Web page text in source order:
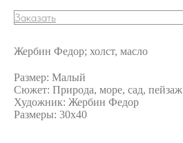
Заказать
Жербин Федор; холст, масло
Размер: Малый
Сюжет: Природа, море, сад, пейзаж
Художник: Жербин Федор
Размеры: 30х40